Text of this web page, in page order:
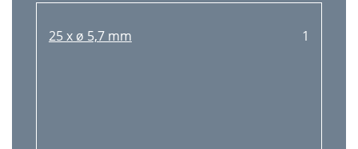
25 x ø 5,7 mm 1